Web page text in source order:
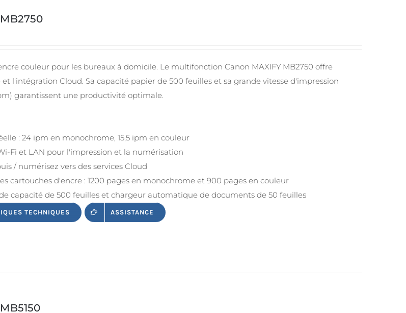
couleur pour les bureaux à domicile. Le multifonction Canon MAXIFY MB2750 offre
l'intégration Cloud. Sa capacité papier de 500 feuilles et sa grande vitesse d'impression
garantissent une productivité optimale.
: 24 ipm en monochrome, 15,5 ipm en couleur
Fi et LAN pour l'impression et la numérisation
/ numérisez vers des services Cloud
cartouches d'encre : 1200 pages en monochrome et 900 pages en couleur
capacité de 500 feuilles et chargeur automatique de documents de 50 feuilles
TECHNIQUES ASSISTANCE